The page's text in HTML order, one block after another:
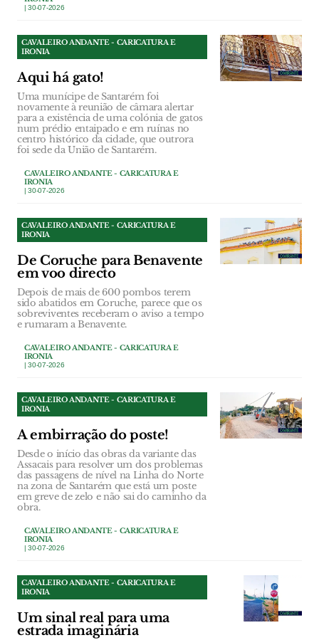
| 30-07-2026
CAVALEIRO ANDANTE - CARICATURA E
IRONIA
Aqui há gato!
Uma munícipe de Santarém foi
novamente à reunião de câmara alertar
para a existência de uma colónia de gatos
num prédio entaipado e em ruínas no
centro histórico da cidade, que outrora
foi sede da União de Santarém.
CAVALEIRO ANDANTE - CARICATURA E
IRONIA
| 30-07-2026
CAVALEIRO ANDANTE - CARICATURA E
IRONIA
De Coruche para Benavente
em voo directo
Depois de mais de 600 pombos terem
sido abatidos em Coruche, parece que os
sobreviventes receberam o aviso a tempo
e rumaram a Benavente.
CAVALEIRO ANDANTE - CARICATURA E
IRONIA
| 30-07-2026
CAVALEIRO ANDANTE - CARICATURA E
IRONIA
A embirração do poste!
Desde o início das obras da variante das
Assacais para resolver um dos problemas
das passagens de nível na Linha do Norte
na zona de Santarém que está um poste
em greve de zelo e não sai do caminho da
obra.
CAVALEIRO ANDANTE - CARICATURA E
IRONIA
| 30-07-2026
CAVALEIRO ANDANTE - CARICATURA E
IRONIA
Um sinal real para uma
estrada imaginária